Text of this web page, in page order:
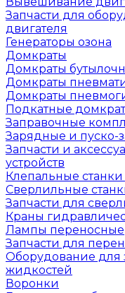
Запчасти для
двигателя
Генераторы озона
Домкраты
Домкраты
Домкраты
Домкраты
Подкатные
Заправочные
Зарядные и пуско-
Запчасти и
устройств
Клепальные
Сверлильные
Запчасти для
Краны
Лампы переносные
Запчасти для
Оборудование для
жидкостей
Воронки